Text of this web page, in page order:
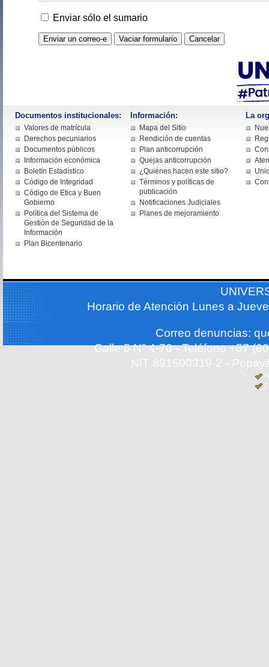
Enviar sólo el sumario
Documentos institucionales:
Valores de matrícula
Derechos pecuniarios
Documentos públicos
Información económica
Boletín Estadístico
Código de Integridad
Código de Etica y Buen
Gobierno
Política del Sistema de
Gestión de Seguridad de la
Información
Plan Bicentenario
Información:
Mapa del Sitio
Rendición de cuentas
Plan anticorrupción
Quejas anticorrupción
¿Quiénes hacen este sitio?
Términos y políticas de
publicación
Notificaciones Judiciales
Planes de mejoramiento
La
Horario de Atención Lunes a
Correo denuncias:
Calle 5 Nº 4-70 - Teléfono +57
NIT 891500319-2 -